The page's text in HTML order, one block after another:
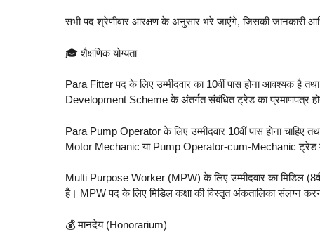
सभी पद श्रेणीवार आरक्षण के अनुसार भरे जाएंगे, जिसकी जानकारी
🎓 शैक्षणिक योग्यता
Para Fitter पद के लिए उम्मीदवार का 10वीं पास होना आवश्यक है
Development Scheme के अंतर्गत संबंधित ट्रेड का प्रमाणपत्र
Para Pump Operator के लिए उम्मीदवार 10वीं पास होना
Motor Mechanic या Pump Operator-cum-Mechanic ट्रेड में
Multi Purpose Worker (MPW) के लिए उम्मीदवार का मिडिल
है। MPW पद के लिए मिडिल कक्षा की विस्तृत अंकतालिका संलग्न करना
💰 मानदेय (Honorarium)